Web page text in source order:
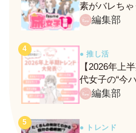
素がバレち
ト！編集部
● 推し活
【2026年上
代女子の“今
ネクストバズ
編集部
● トレンド